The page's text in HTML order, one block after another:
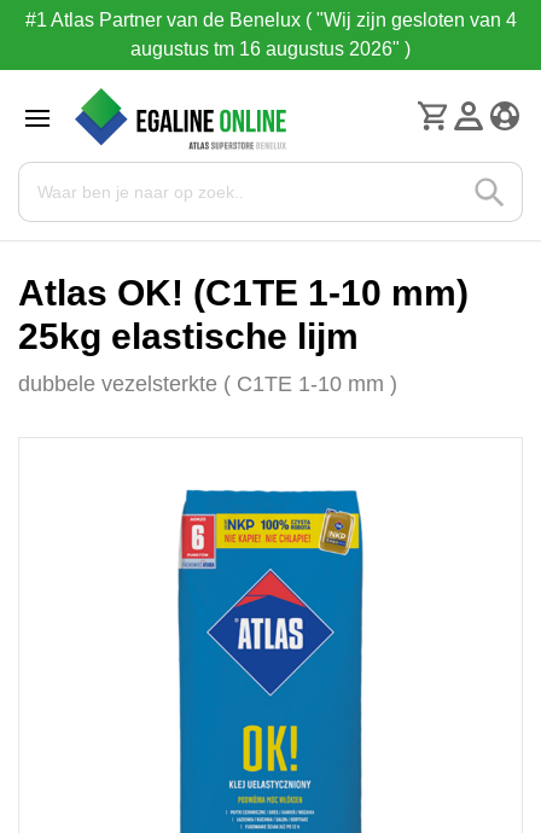
#1 Atlas Partner van de Benelux ( "Wij zijn gesloten van 4
augustus tm 16 augustus 2026" )
Atlas OK! (C1TE 1-10 mm)
25kg elastische lijm
dubbele vezelsterkte ( C1TE 1-10 mm )